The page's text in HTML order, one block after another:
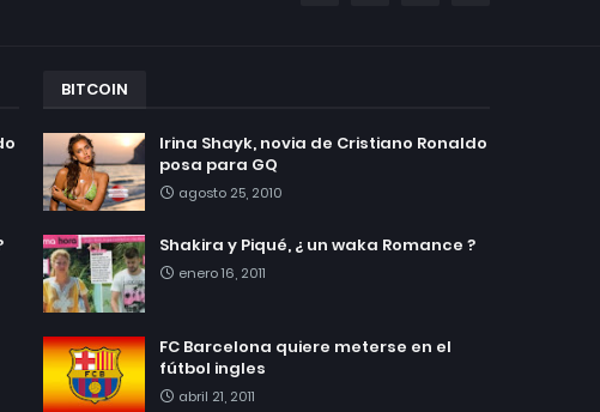
BITCOIN
Irina Shayk, novia de Cristiano Ronaldo
posa para GQ
agosto 25, 2010
Shakira y Piqué, ¿ un waka Romance ?
enero 16, 2011
FC Barcelona quiere meterse en el
fútbol ingles
abril 21, 2011